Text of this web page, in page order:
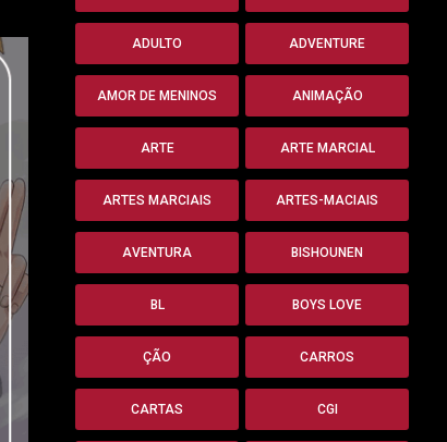
ADULTO ADVENTURE
AMOR DE MENINOS ANIMAÇÃO
ARTE ARTE MARCIAL
ARTES MARCIAIS ARTES-MACIAIS
AVENTURA BISHOUNEN
BL BOYS LOVE
ÇÃO CARROS
CARTAS CGI